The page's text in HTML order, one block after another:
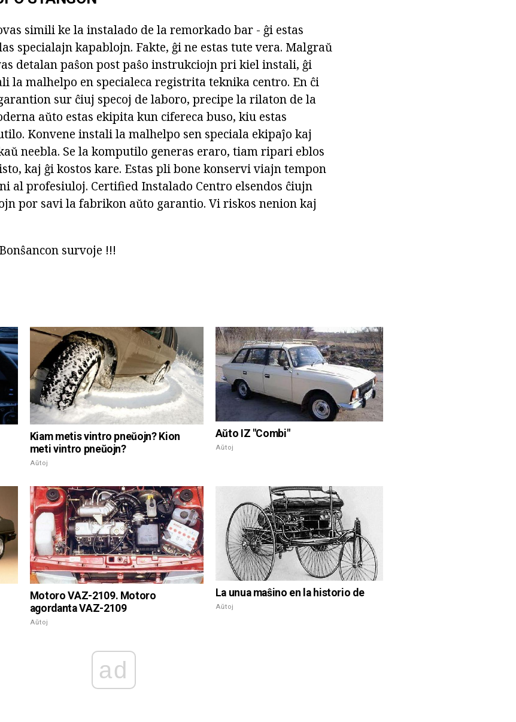
simili ke la instalado de la remorkado bar - ĝi estas
specialajn kapablojn. Fakte, ĝi ne estas tute vera. Malgraŭ
detalan paŝon post paŝo instrukciojn pri kiel instali, ĝi
la malhelpo en specialeca registrita teknika centro. En ĉi
sur ĉiuj specoj de laboro, precipe la rilaton de la
aŭto estas ekipita kun cifereca buso, kiu estas
Konvene instali la malhelpo sen speciala ekipaĵo kaj
neebla. Se la komputilo generas eraro, tiam ripari eblos
kaj ĝi kostos kare. Estas pli bone konservi viajn tempon
al profesiuloj. Certified Instalado Centro elsendos ĉiujn
por savi la fabrikon aŭto garantio. Vi riskos nenion kaj
survoje !!!
Kiam metis vintro pneŭojn? Kion
meti vintro pneŭojn?
Aŭtoj
Aŭto IZ "Combi"
Aŭtoj
Motoro VAZ-2109. Motoro
agordanta VAZ-2109
Aŭtoj
La unua maŝino en la historio de
Aŭtoj
ad